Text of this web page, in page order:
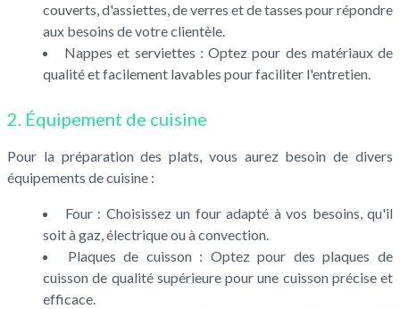
couverts, d'assiettes, de verres et de tasses pour répondre
aux besoins de votre clientèle.
Nappes et serviettes : Optez pour des matériaux de
qualité et facilement lavables pour faciliter l'entretien.
2. Équipement de cuisine
Pour la préparation des plats, vous aurez besoin de divers
équipements de cuisine :
Four : Choisissez un four adapté à vos besoins, qu'il
soit à gaz, électrique ou à convection.
Plaques de cuisson : Optez pour des plaques de
cuisson de qualité supérieure pour une cuisson précise et
efficace.